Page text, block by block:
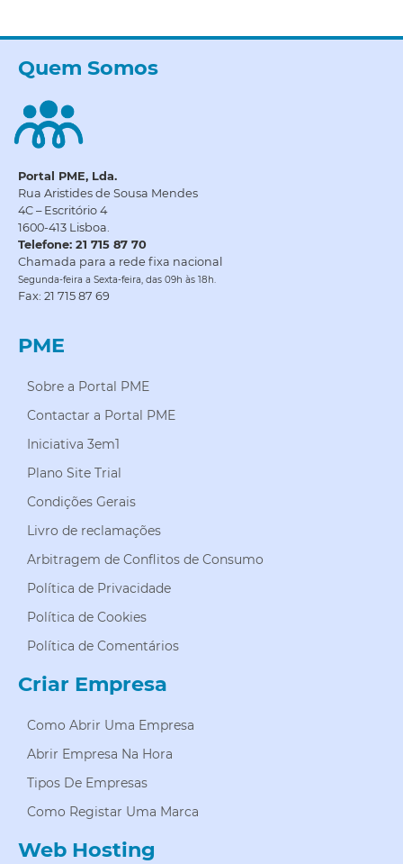
Quem Somos
Portal PME, Lda.
Rua Aristides de Sousa Mendes
4C – Escritório 4
1600-413 Lisboa.
Telefone: 21 715 87 70
Chamada para a rede fixa nacional
Segunda-feira a Sexta-feira, das 09h às 18h.
Fax: 21 715 87 69
PME
Sobre a Portal PME
Contactar a Portal PME
Iniciativa 3em1
Plano Site Trial
Condições Gerais
Livro de reclamações
Arbitragem de Conflitos de Consumo
Política de Privacidade
Política de Cookies
Política de Comentários
Criar Empresa
Como Abrir Uma Empresa
Abrir Empresa Na Hora
Tipos De Empresas
Como Registar Uma Marca
Web Hosting